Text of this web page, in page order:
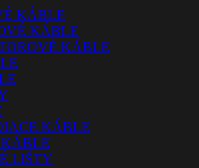
KÁBLE
KÁBLE
KÁBLE
KÁBLE
LIŠTY